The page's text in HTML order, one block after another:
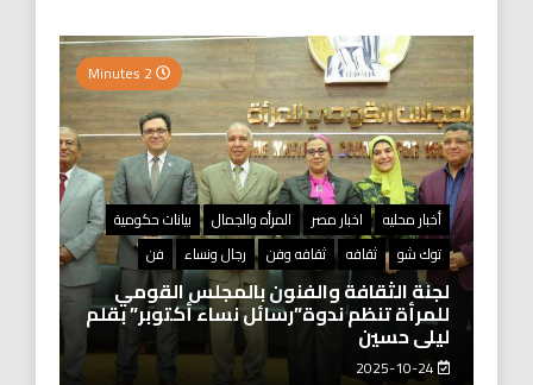
أخبار محليه اخبار مصر المرأه والجمال
بيانات حكومية
توك شو
ثقافه ثقافه وفن رجال ونساء فن
لجنة الثقافة والفنون بالمجلس القومي
للمرأة تنظم ندوة”رسائل نساء أكتوبر” بقلم
ليلى حسين